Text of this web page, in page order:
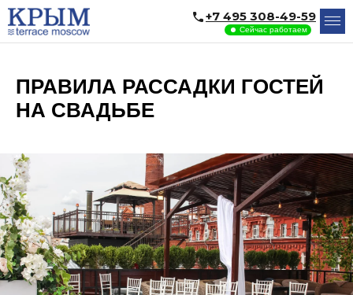
+7 495 308-49-59
Сейчас работаем
ПРАВИЛА РАССАДКИ ГОСТЕЙ
НА СВАДЬБЕ